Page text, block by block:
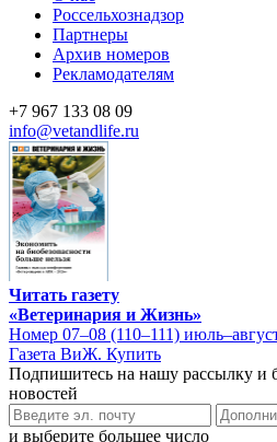
Россельхознадзор
Партнеры
Архив номеров
Рекламодателям
+7 967 133 08 09
info@vetandlife.ru
Читать газету
«Ветеринария и Жизнь»
Номер 07–08 (110–111)
Газета ВиЖ. Купить
Подпишитесь на нашу рассылку и
новостей
и выберите большее число